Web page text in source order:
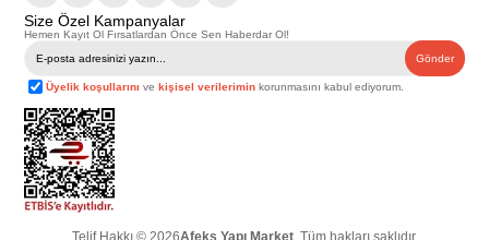
Size Özel Kampanyalar
Hemen Kayıt Ol Fırsatlardan Önce Sen Haberdar Ol!
Gönder
Üyelik koşullarını vekişisel verilerimin korunmasını kabul ediyorum.
Telif Hakkı © 2026Afeks Yapı Market. Tüm hakları saklıdır.